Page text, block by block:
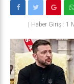
Haber Girişi: 1